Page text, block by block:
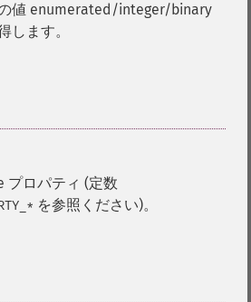
値 enumerated/integer/binary
します。
プロパティ (定数
を参照ください)。